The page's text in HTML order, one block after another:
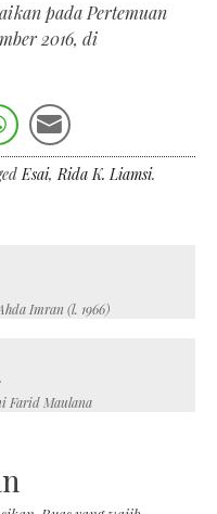
pada Pertemuan
2016, di
Esai,Rida K. Liamsi.
Imran (l. 1966)
Farid Maulana